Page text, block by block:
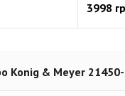
3998
Konig & Meyer